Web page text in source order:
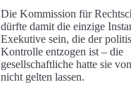
Die Kommission für
dürfte damit die einzige
Exekutive sein, die der
Kontrolle entzogen ist – die
gesellschaftliche hatte sie
nicht gelten lassen.